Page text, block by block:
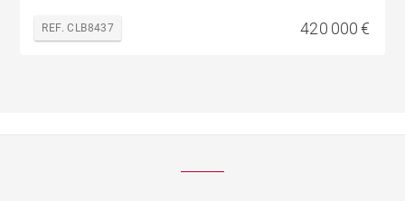
REF. CLB8437 420 000 €